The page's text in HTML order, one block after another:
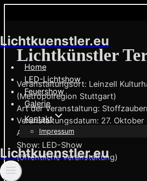
Inhalt
springen
Lichtkuenstler.eu
Home
LED-Lichtshow
Feuershow
Galerie
Kontakt
Impressum
Lichtkuenstler.eu
Lichtkünstler
Veranstaltungsort: Leinzell
(Metropolregion Stuttgart)
Art der Veranstaltung:
Veranstaltungsdatum: 27. Oktober
Auftrittszeit: 21.00 Uhr
Show: LED-Show
(öffentliche Veranstaltung)